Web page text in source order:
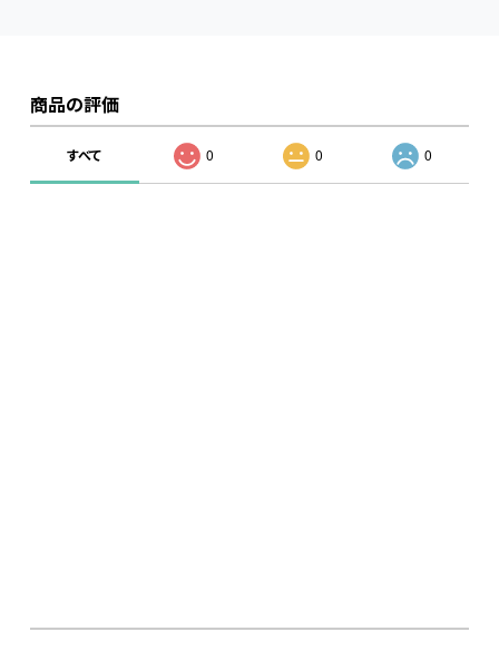
商品の評価
すべて 0 0 0